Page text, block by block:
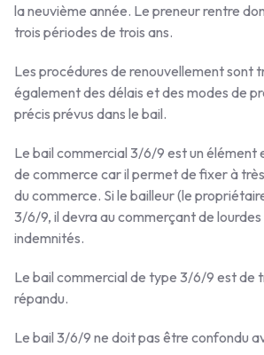
la neuvième année. Le preneur rentre
trois périodes de trois ans.
Les procédures de renouvellement sont
également des délais et des modes de
précis prévus dans le bail.
Le bail commercial 3/6/9 est un élément
de commerce car il permet de fixer à
du commerce. Si le bailleur (le
3/6/9, il devra au commerçant de
indemnités.
Le bail commercial de type 3/6/9 est de
répandu.
Le bail 3/6/9 ne doit pas être confondu